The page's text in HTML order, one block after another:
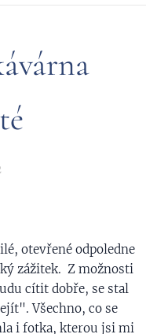
otevřené odpoledne
zážitek. Z možnosti
cítit dobře, se stal
Všechno, co se
i fotka, kterou jsi mi